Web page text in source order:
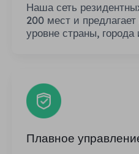
Наша сеть
200 мест и предлагает
уровне страны, города
Плавное